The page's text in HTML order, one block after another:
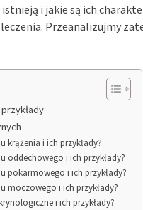
i jakie są ich
Przeanalizujmy
krążenia i ich przykłady?
oddechowego i ich przykłady?
pokarmowego i ich przykłady?
moczowego i ich przykłady?
i ich przykłady?